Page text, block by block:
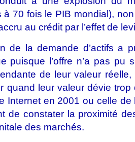
à 70 fois le PIB mondial),
au crédit par l’effet de
de la demande d’actifs a
puisque l’offre n’a pas pu
de leur valeur
quand leur valeur dévie
Internet en 2001 ou celle de
de constater la proximité
des marchés.